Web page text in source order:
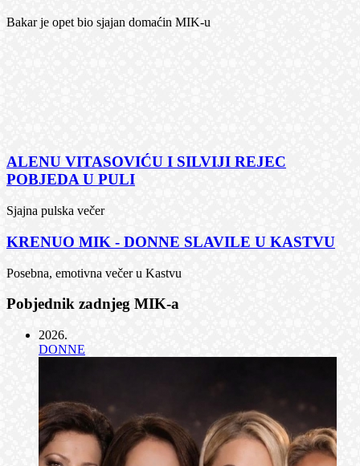
Bakar je opet bio sjajan domaćin MIK-u
ALENU VITASOVIĆU I SILVIJI REJEC
POBJEDA U PULI
Sjajna pulska večer
KRENUO MIK - DONNE SLAVILE U KASTVU
Posebna, emotivna večer u Kastvu
Pobjednik zadnjeg MIK-a
2026.
DONNE